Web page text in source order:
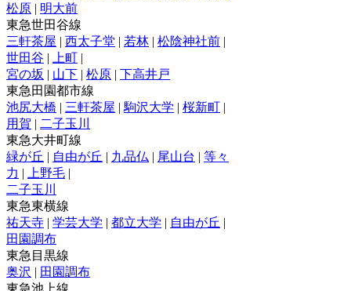
松原 | 明大前
東急世田谷線
三軒茶屋 | 西太子堂 | 若林 | 松陰神社前 |
世田谷 | 上町 |
宮の坂 | 山下 | 松原 | 下高井戸
東急田園都市線
池尻大橋 | 三軒茶屋 | 駒沢大学 | 桜新町 |
用賀 | 二子玉川
東急大井町線
緑が丘 | 自由が丘 | 九品仏 | 尾山台 | 等々
力 | 上野毛 |
二子玉川
東急東横線
祐天寺 | 学芸大学 | 都立大学 | 自由が丘 |
田園調布
東急目黒線
奥沢 | 田園調布
東急池上線